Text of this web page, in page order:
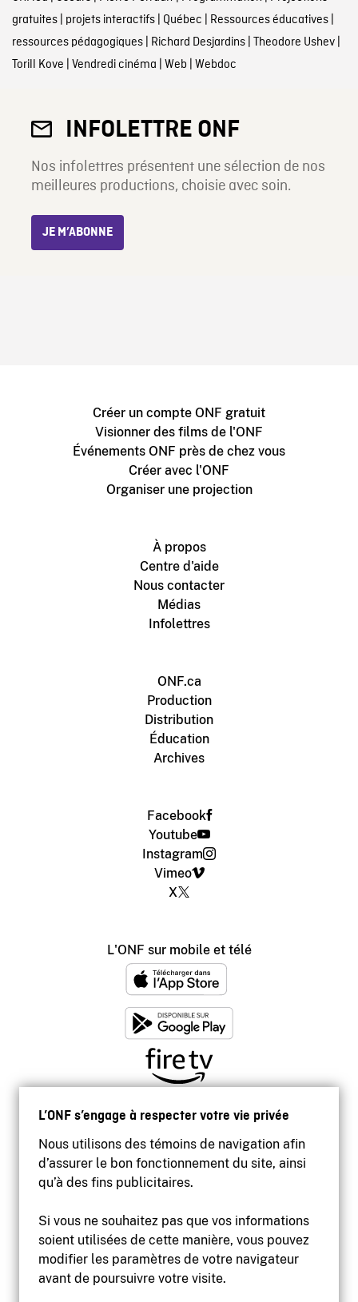
L’ONF s’engage à respecter votre vie privée
Nous utilisons des témoins de navigation afin
d’assurer le bon fonctionnement du site, ainsi
qu’à des fins publicitaires.
Si vous ne souhaitez pas que vos informations
soient utilisées de cette manière, vous pouvez
modifier les paramètres de votre navigateur
avant de poursuivre votre visite.
gratuites| projets interactifs| Québec | Ressources éducatives|
ressources pédagogiques| Richard Desjardins| Theodore Ushev|
Torill Kove | Vendredi cinéma | Web | Webdoc
INFOLETTRE ONF
Nos infolettres présentent une sélection de nos
meilleures productions, choisie avec soin.
JE M’ABONNE
Créer un compte ONF gratuit
Visionner des films de l'ONF
Événements ONF près de chez vous
Créer avec l'ONF
Organiser une projection
À propos
Centre d'aide
Nous contacter
Médias
Infolettres
ONF.ca
Production
Distribution
Éducation
Archives
Facebook
Youtube
Instagram
Vimeo
X
L'ONF sur mobile et télé
Accessibilité
Site institutionnel